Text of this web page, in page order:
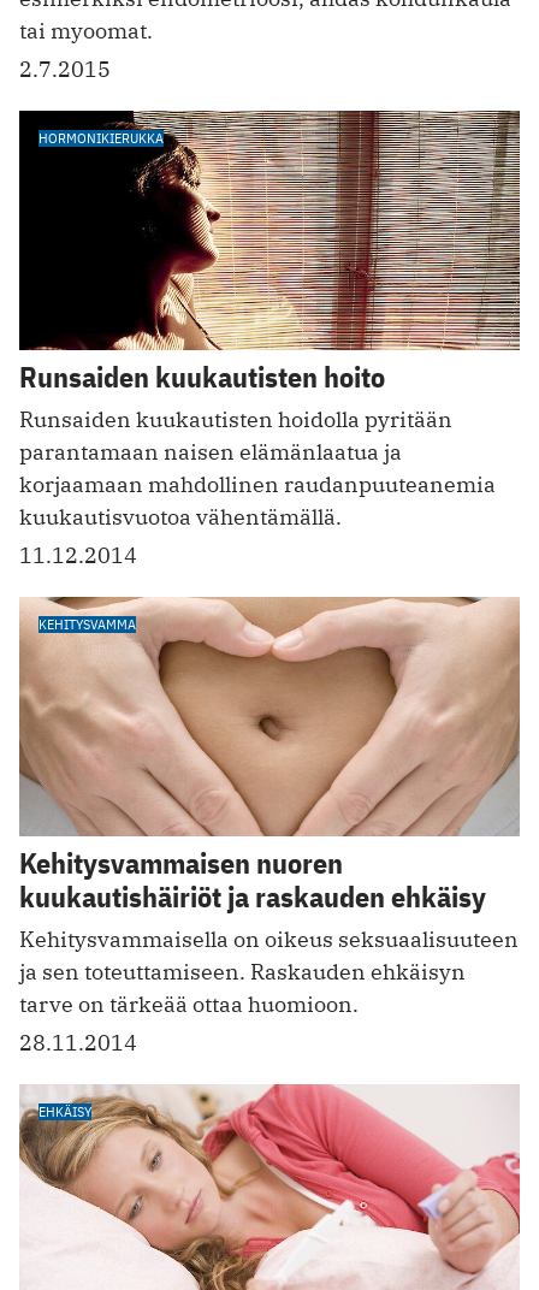
tai myoomat.
2.7.2015
HORMONIKIERUKKA
Runsaiden kuukautisten hoito
Runsaiden kuukautisten hoidolla pyritään
parantamaan naisen elämänlaatua ja
korjaamaan mahdollinen raudanpuuteanemia
kuukautisvuotoa vähentämällä.
11.12.2014
KEHITYSVAMMA
Kehitysvammaisen nuoren
kuukautishäiriöt ja raskauden ehkäisy
Kehitysvammaisella on oikeus seksuaalisuuteen
ja sen toteuttamiseen. Raskauden ehkäisyn
tarve on tärkeää ottaa huomioon.
28.11.2014
EHKÄISY